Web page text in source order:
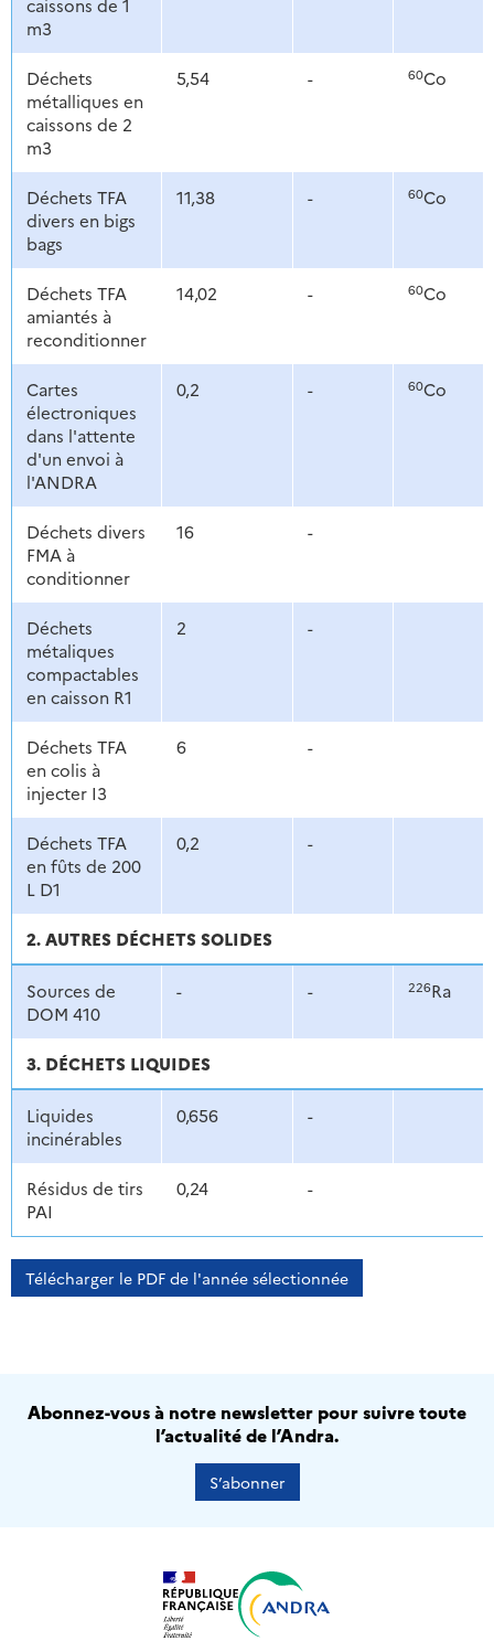
caissons de 1
m3
Déchets
métalliques en
caissons de 2
m3
5,54 - 60Co
Déchets TFA
divers en bigs
bags
11,38 - 60Co
Déchets TFA
amiantés à
reconditionner
14,02 - 60Co
Cartes
électroniques
dans l'attente
d'un envoi à
l'ANDRA
0,2 - 60Co
Déchets divers
FMA à
conditionner
16 -
Déchets
métaliques
compactables
en caisson R1
2 -
Déchets TFA
en colis à
injecter I3
6 -
Déchets TFA
en fûts de 200
L D1
0,2 -
2. AUTRES DÉCHETS SOLIDES
Sources de
DOM 410
- - 226Ra
3. DÉCHETS LIQUIDES
Liquides
incinérables
0,656 -
Résidus de tirs
PAI
0,24 -
Télécharger le PDF de l'année sélectionnée
Abonnez-vous à notre newsletter pour suivre toute
l’actualité de l’Andra.
S’abonner